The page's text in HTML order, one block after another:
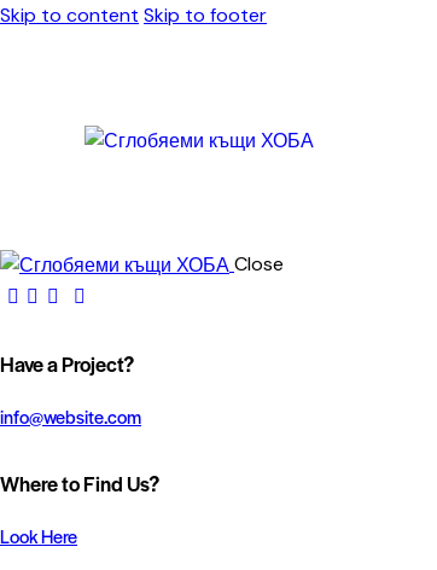
Skip to content Skip to footer
Close
Have a Project?
info@website.com
Where to Find Us?
Look Here